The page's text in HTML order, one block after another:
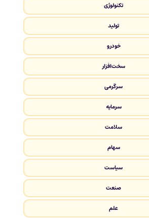
تکنولوژی
تولید
خودرو
سخت‌افزار
سرگرمی
سرمایه
سلامت
سهام
سیاست
صنعت
علم